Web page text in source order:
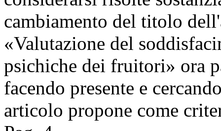
cambiamento del titolo
«Valutazione del
psichiche dei fruitori» ora
facendo presente e
articolo propone come